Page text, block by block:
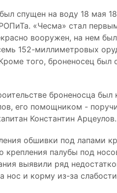
спущен на воду 18 мая
«Чесма» стал
вооружен, на нем
152-миллиметровых
того, броненосец был
броненосца был
его помощником -
Константин Арцеулов.
обшивки под лапами
крепления палубы под
выявили ряд
нос и корму из-за